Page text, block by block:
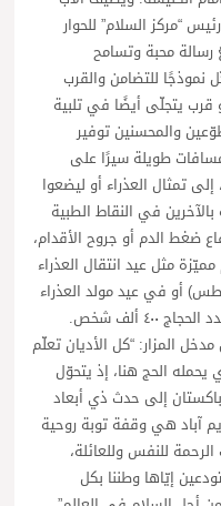
“مركز السلام” للحوار
محبة وتسامح
نموذجًا للتضامن والقرب
قرب يتجلّى أيضًا في تلبية
والمحسنين توفير
طويلة سيرًا على
تمثال العذراء أو ليضعوا
في النقاط الطبية
ضغط الدم أو جروح الأقدام،
مثل عيد انتقال العذراء
إلى السماء (١٥ آب أغسطس) أو في عيد مولد العذراء
المزار: “كل الأديان تعلّم
يحمله الحج هنا، إذ يتحوّل
باكستان إلى حدث ذي أبعاد
آباد هي وقفة توبة روحية
للنفس وللعائلة،
إيّاها وطننا بكل